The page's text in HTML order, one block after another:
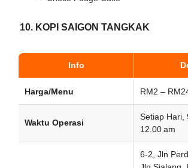
10. KOPI SAIGON TANGKAK
Info
Harga/Menu RM2 –
Waktu Operasi
Setiap Hari,
12.00 am
6-2, Jln